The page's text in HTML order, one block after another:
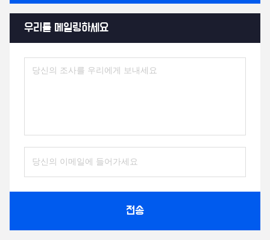
우리를 메일링하세요
전송